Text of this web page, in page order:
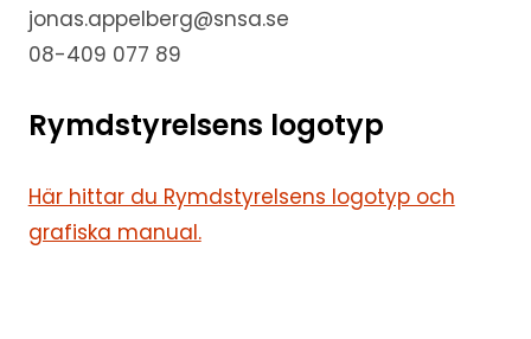
jonas.appelberg@snsa.se
08-409 077 89
Rymdstyrelsens logotyp
Här hittar du Rymdstyrelsens logotyp och
grafiska manual.